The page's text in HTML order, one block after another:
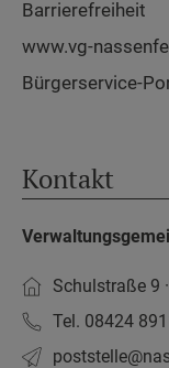
Barrierefreiheit
www.vg-
Bürgerservice-
Kontakt
Schulstraße 9
Tel. 08424